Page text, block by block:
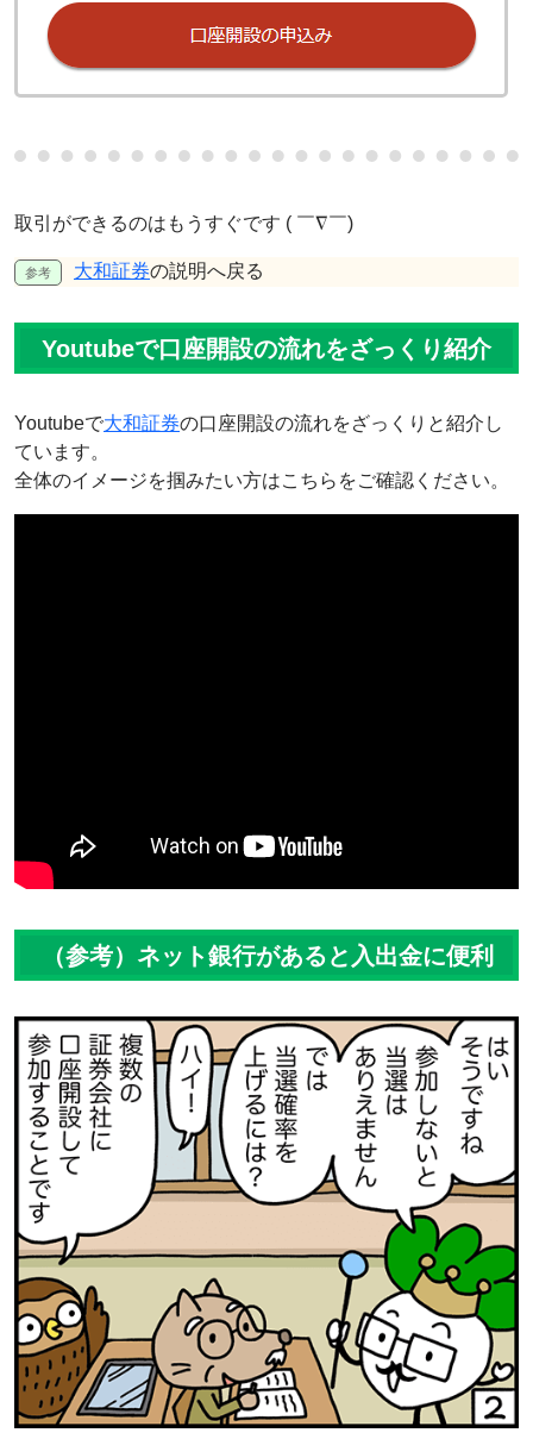
取引ができるのはもうすぐです ( ￣∇￣)
大和証券の説明へ戻る
Youtubeで口座開設の流れをざっくり紹介
Youtubeで大和証券の口座開設の流れをざっくりと紹介し
ています。
全体のイメージを掴みたい方はこちらをご確認ください。
（参考）ネット銀行があると入出金に便利